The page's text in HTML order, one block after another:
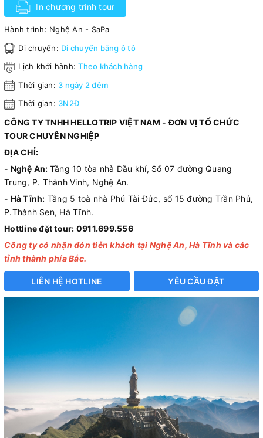
In chương trình tour
Hành trình: Nghệ An - SaPa
Di chuyển: Di chuyển bằng ô tô
Lịch khởi hành:Theo khách hàng
Thời gian: 3 ngày 2 đêm
Thời gian: 3N2Đ
CÔNG TY TNHH HELLOTRIP VIỆT NAM - ĐƠN VỊ TỔ CHỨC
TOUR CHUYÊN NGHIỆP
ĐỊA CHỈ:
- Nghệ An: Tầng 10 tòa nhà Dầu khí, Số 07 đường Quang
Trung, P. Thành Vinh, Nghệ An.
- Hà Tĩnh: Tầng 5 toà nhà Phú Tài Đức, số 15 đường Trần Phú,
P.Thành Sen, Hà Tĩnh.
Hottline đặt tour: 0911.699.556
Công ty có nhận đón tiễn khách tại Nghệ An, Hà Tĩnh và các
tỉnh thành phía Bắc.
LIÊN HỆ HOTLINE YÊU CẦU ĐẶT